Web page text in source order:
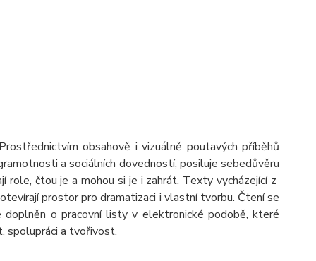
obsahově i vizuálně poutavých příběhů
a sociálních dovedností, posiluje sebedůvěru
role, čtou je a mohou si je i zahrát. Texty vycházející z
prostor pro dramatizaci i vlastní tvorbu. Čtení se
o pracovní listy v elektronické podobě, které
spolupráci a tvořivost.